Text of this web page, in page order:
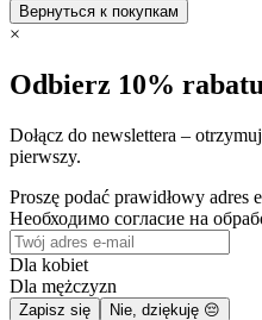
Вернуться к покупкам
×
Odbierz 10%
Dołącz do newslettera –
pierwszy.
Proszę podać prawidłowy adres
Необходимо согласие на
Dla kobiet
Dla mężczyzn
Zapisz się Nie, dziękuję 😔